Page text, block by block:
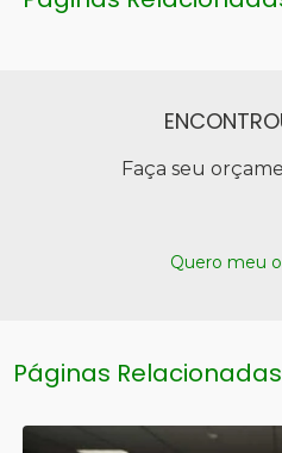
Faça seu
Quero meu
Páginas Relacionadas